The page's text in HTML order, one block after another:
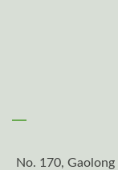
No. 170,